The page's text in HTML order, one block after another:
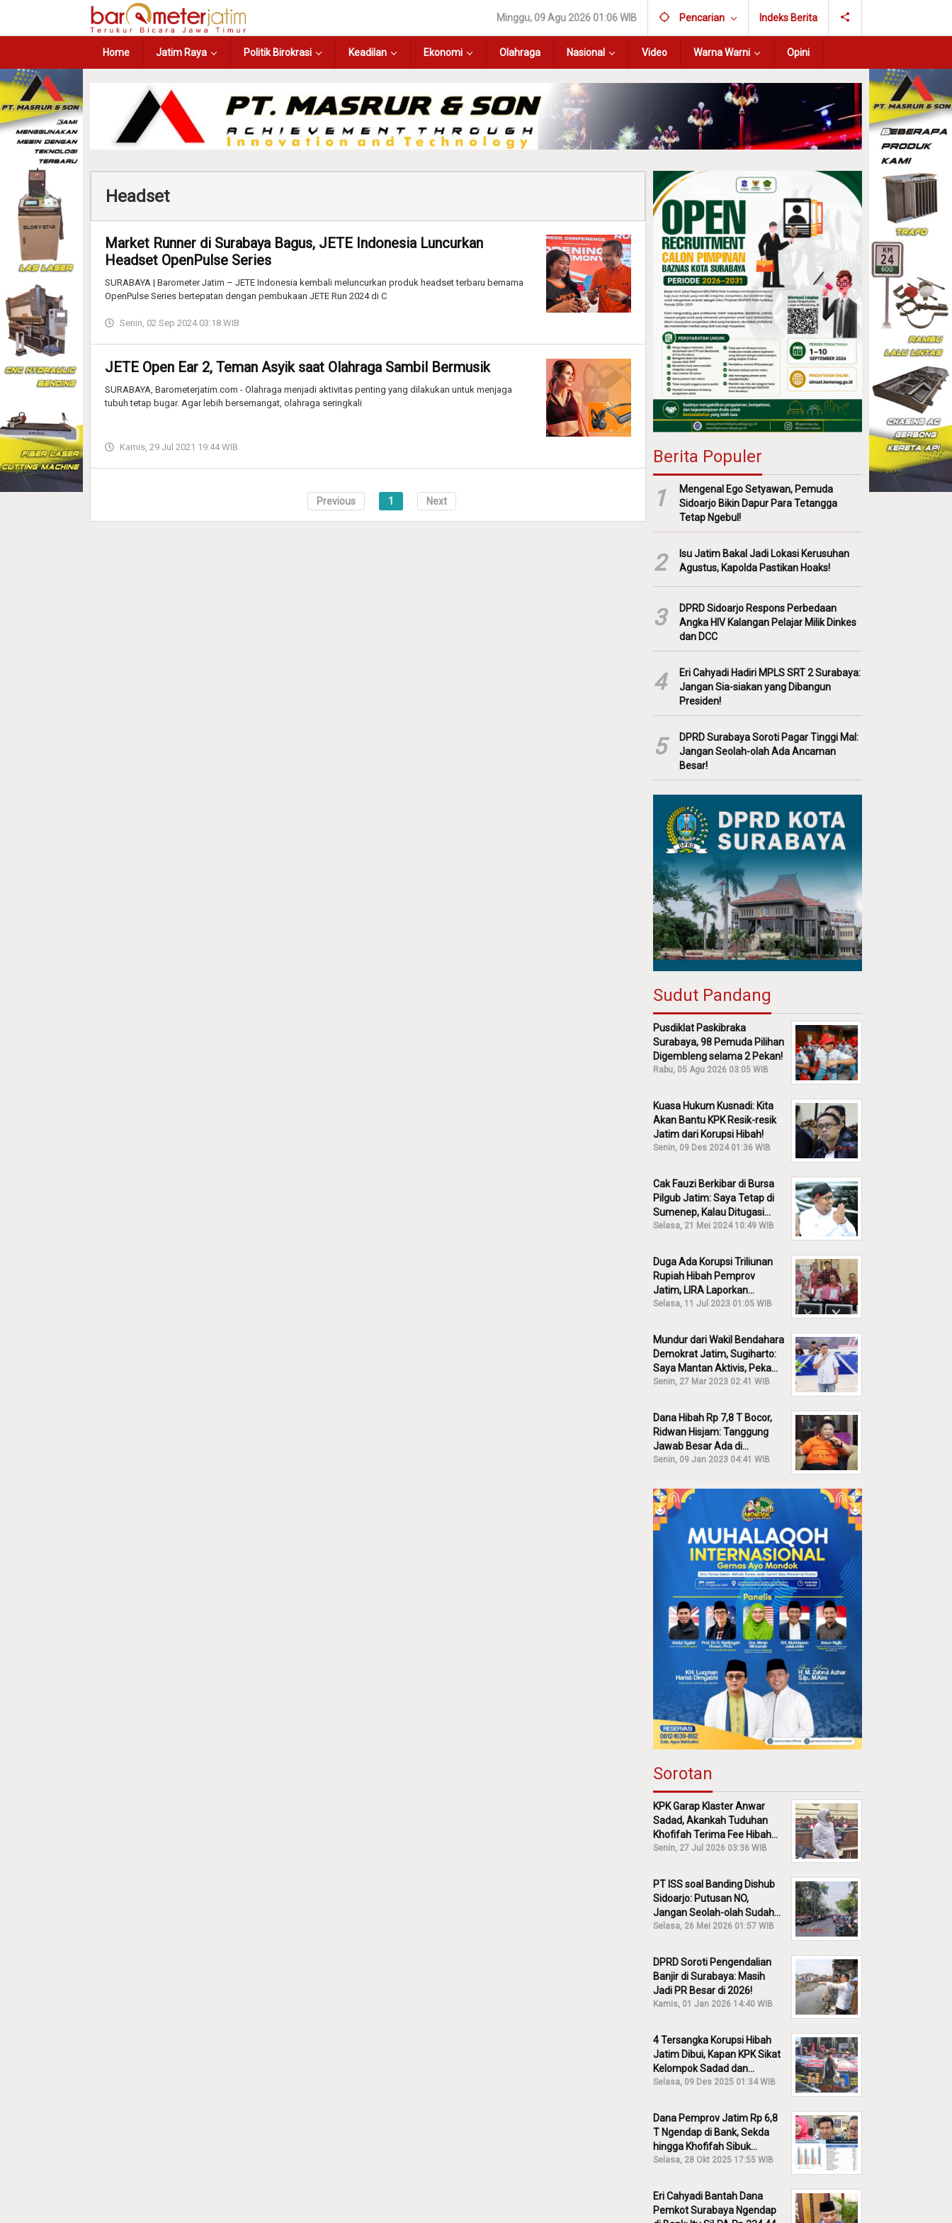
Minggu, 09 Agu 2026 01:06 WIB Pencarian Indeks Berita
Home Jatim Raya Politik Birokrasi Keadilan Ekonomi Olahraga Nasional Video Warna Warni Opini
Headset
Market Runner di Surabaya Bagus, JETE Indonesia Luncurkan
Headset OpenPulse Series
SURABAYA | Barometer Jatim – JETE Indonesia kembali meluncurkan produk headset terbaru bernama
OpenPulse Series bertepatan dengan pembukaan JETE Run 2024 di C
Senin, 02 Sep 2024 03:18 WIB
JETE Open Ear 2, Teman Asyik saat Olahraga Sambil Bermusik
SURABAYA, Barometerjatim.com - Olahraga menjadi aktivitas penting yang dilakukan untuk menjaga
tubuh tetap bugar. Agar lebih bersemangat, olahraga seringkali
Kamis, 29 Jul 2021 19:44 WIB
Previous 1 Next
Berita Populer
1
Mengenal Ego Setyawan, Pemuda
Sidoarjo Bikin Dapur Para Tetangga
Tetap Ngebul!
2
Isu Jatim Bakal Jadi Lokasi Kerusuhan
Agustus, Kapolda Pastikan Hoaks!
3
DPRD Sidoarjo Respons Perbedaan
Angka HIV Kalangan Pelajar Milik Dinkes
dan DCC
4
Eri Cahyadi Hadiri MPLS SRT 2 Surabaya:
Jangan Sia-siakan yang Dibangun
Presiden!
5
DPRD Surabaya Soroti Pagar Tinggi Mal:
Jangan Seolah-olah Ada Ancaman
Besar!
Sudut Pandang
Pusdiklat Paskibraka
Surabaya, 98 Pemuda Pilihan
Digembleng selama 2 Pekan!
Rabu, 05 Agu 2026 03:05 WIB
Kuasa Hukum Kusnadi: Kita
Akan Bantu KPK Resik-resik
Jatim dari Korupsi Hibah!
Senin, 09 Des 2024 01:36 WIB
Cak Fauzi Berkibar di Bursa
Pilgub Jatim: Saya Tetap di
Sumenep, Kalau Ditugasi
Partai Lain Cerita!
Selasa, 21 Mei 2024 10:49 WIB
Duga Ada Korupsi Triliunan
Rupiah Hibah Pemprov
Jatim, LIRA Laporkan
Khofifah ke KPK: Dia Harus
Selasa, 11 Jul 2023 01:05 WIB
Mundur dari Wakil Bendahara
Demokrat Jatim, Sugiharto:
Saya Mantan Aktivis, Peka
Sekali Kalau Ada yang
Senin, 27 Mar 2023 02:41 WIB
Dana Hibah Rp 7,8 T Bocor,
Ridwan Hisjam: Tanggung
Jawab Besar Ada di
Pemprov, Bukan DPRD Jatim!
Senin, 09 Jan 2023 04:41 WIB
Sorotan
KPK Garap Klaster Anwar
Sadad, Akankah Tuduhan
Khofifah Terima Fee Hibah
30% Diusut?
Senin, 27 Jul 2026 03:36 WIB
PT ISS soal Banding Dishub
Sidoarjo: Putusan NO,
Jangan Seolah-olah Sudah
Menang!
Selasa, 26 Mei 2026 01:57 WIB
DPRD Soroti Pengendalian
Banjir di Surabaya: Masih
Jadi PR Besar di 2026!
Kamis, 01 Jan 2026 14:40 WIB
4 Tersangka Korupsi Hibah
Jatim Dibui, Kapan KPK Sikat
Kelompok Sadad dan
Iskandar?
Selasa, 09 Des 2025 01:34 WIB
Dana Pemprov Jatim Rp 6,8
T Ngendap di Bank, Sekda
hingga Khofifah Sibuk
Membantah!
Selasa, 28 Okt 2025 17:55 WIB
Eri Cahyadi Bantah Dana
Pemkot Surabaya Ngendap